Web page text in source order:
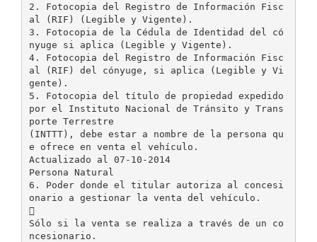
2. Fotocopia del Registro de Información Fisc
al (RIF) (Legible y Vigente).
3. Fotocopia de la Cédula de Identidad del có
nyuge si aplica (Legible y Vigente).
4. Fotocopia del Registro de Información Fisc
al (RIF) del cónyuge, si aplica (Legible y Vi
gente).
5. Fotocopia del título de propiedad expedido
por el Instituto Nacional de Tránsito y Trans
porte Terrestre
(INTTT), debe estar a nombre de la persona qu
e ofrece en venta el vehículo.
Actualizado al 07-10-2014
Persona Natural
6. Poder donde el titular autoriza al concesi
onario a gestionar la venta del vehículo.

Sólo si la venta se realiza a través de un co
ncesionario.